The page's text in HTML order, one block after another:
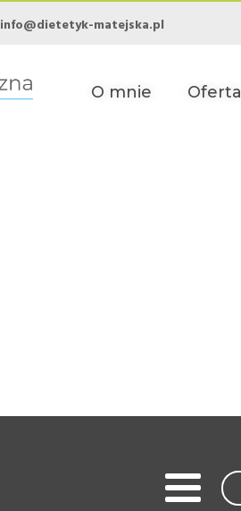
info@dietetyk-matejska.pl
O mnie Oferta